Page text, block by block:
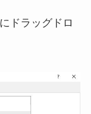
ドラッグドロ